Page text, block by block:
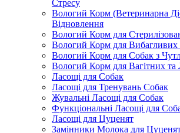
Стресу
Вологий Корм (Ветеринарна
Відновлення
Вологий Корм для
Вологий Корм для Вибагливих
Вологий Корм для Собак з
Вологий Корм для Вагітних
Ласощі для Собак
Ласощі для Тренувань Собак
Жувальні Ласощі для Собак
Функціональні Ласощі для
Ласощі для Цуценят
Замінники Молока для